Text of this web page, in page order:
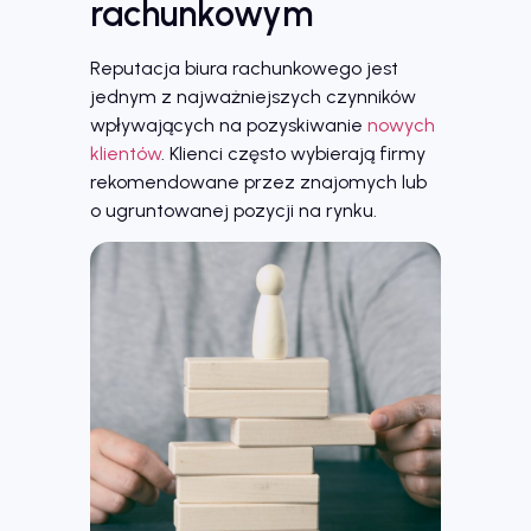
rachunkowym
Reputacja biura rachunkowego jest
jednym z najważniejszych czynników
wpływających na pozyskiwanie nowych
klientów. Klienci często wybierają firmy
rekomendowane przez znajomych lub
o ugruntowanej pozycji na rynku.